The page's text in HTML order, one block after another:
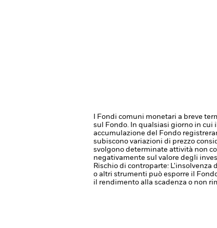
I Fondi comuni monetari a breve
sul Fondo. In qualsiasi giorno in cui
accumulazione del Fondo
subiscono variazioni di prezzo
svolgono determinate attività non
negativamente sul valore degli
Rischio di controparte:
o altri strumenti può esporre il
il rendimento alla scadenza o non